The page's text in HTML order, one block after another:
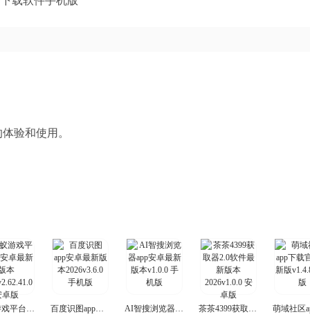
验和使用。
蚂蚁游戏平台app安卓最新版本2026 百度识图app安卓最新版本2026 AI智搜浏览器app安卓最新版本 茶茶4399获取器2.0软件最新版本2026